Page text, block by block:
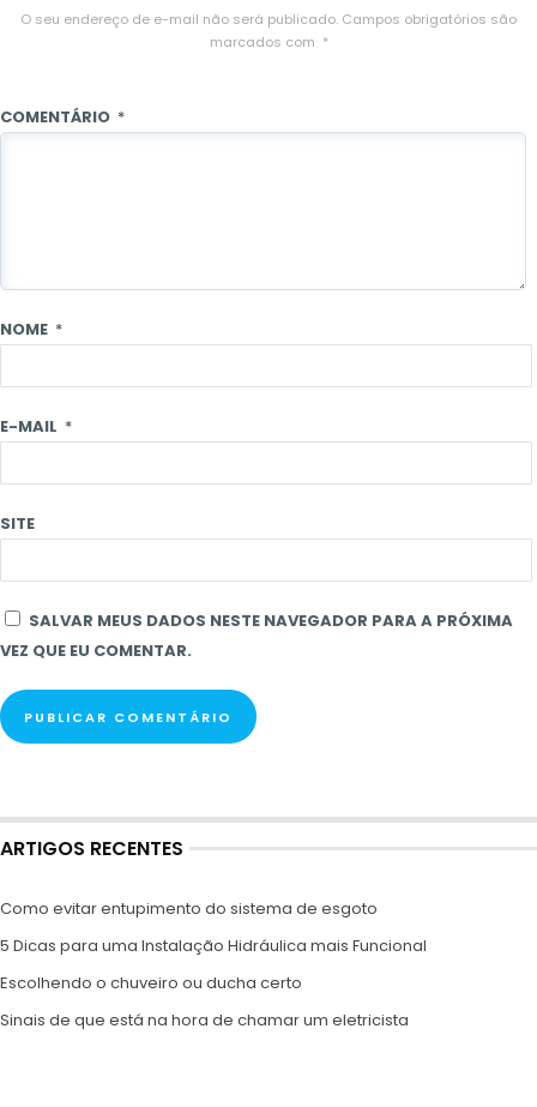
O seu endereço de e-mail não será publicado. Campos obrigatórios são
marcados com *
COMENTÁRIO *
NOME *
E-MAIL *
SITE
SALVAR MEUS DADOS NESTE NAVEGADOR PARA A PRÓXIMA
VEZ QUE EU COMENTAR.
ARTIGOS RECENTES
Como evitar entupimento do sistema de esgoto
5 Dicas para uma Instalação Hidráulica mais Funcional
Escolhendo o chuveiro ou ducha certo
Sinais de que está na hora de chamar um eletricista